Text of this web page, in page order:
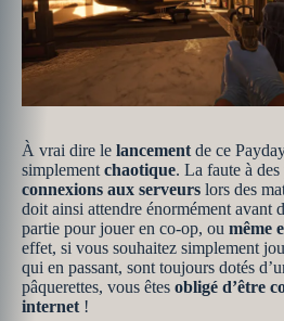
À vrai dire le lancementde ce
simplementchaotique. La faute à des
connexions aux serveurs lors des
doit ainsi attendre énormément avant
partie pour jouer en co-op, ou même
effet, si vous souhaitez simplement
qui en passant, sont toujours dotés
pâquerettes, vous êtes obligé d’être
internet!